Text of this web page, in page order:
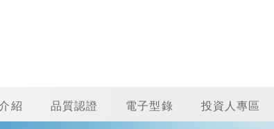
紹 品質認證 電子型錄 投資人專區